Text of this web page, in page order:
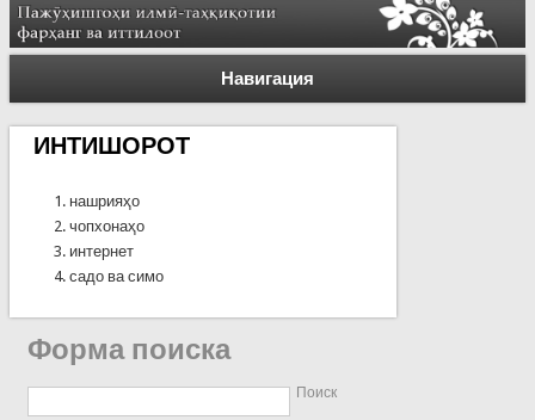
Навигация
ИНТИШОРОТ
нашрияҳо
чопхонаҳо
интернет
садо ва симо
Форма поиска
Поиск